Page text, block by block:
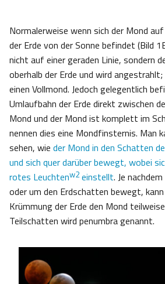
Normalerweise wenn sich der Mond
der Erde von der Sonne befindet (Bild
nicht auf einer geraden Linie, sondern
oberhalb der Erde und wird
einen Vollmond. Jedoch gelegentlich
Umlaufbahn der Erde direkt zwischen
Mond und der Mond ist komplett im
nennen dies eine Mondfinsternis. Man
sehen, wie der Mond in den Schatten
und sich quer darüber bewegt, wobei
rotes Leuchtenw2einstellt. Je
oder um den Erdschatten bewegt,
Krümmung der Erde den Mond
Teilschatten wird penumbra genannt.